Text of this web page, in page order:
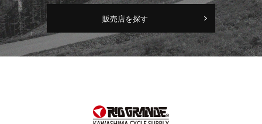
販売店を探す